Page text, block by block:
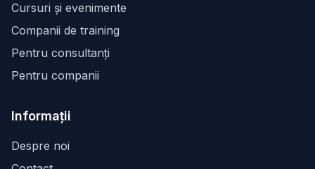
Cursuri și evenimente
Companii de training
Pentru consultanți
Pentru companii
Informații
Despre noi